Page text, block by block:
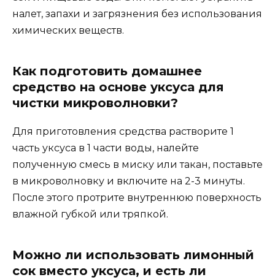
налет, запахи и загрязнения без использования
химических веществ.
Как подготовить домашнее
средство на основе уксуса для
чистки микроволновки?
Для приготовления средства растворите 1
часть уксуса в 1 части воды, налейте
полученную смесь в миску или такан, поставьте
в микроволновку и включите на 2-3 минуты.
После этого протрите внутреннюю поверхность
влажной губкой или тряпкой.
Можно ли использовать лимонный
сок вместо уксуса, и есть ли